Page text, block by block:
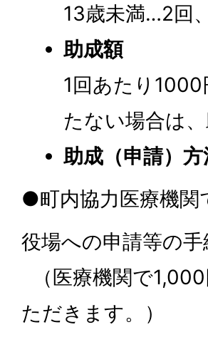
13歳未満…2回
助成額
1回あたり
たない場合は
助成（申請）方
●町内協力医療機
役場への申請等の
（医療機関で
ただきます。）